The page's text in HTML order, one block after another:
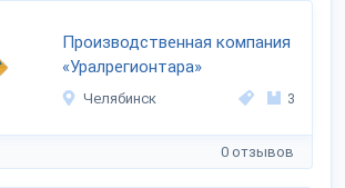
Производственная компания
«Уралрегионтара»
Челябинск 3
0 отзывов